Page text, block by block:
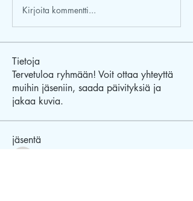
Kirjoita kommentti...
Tietoja
Tervetuloa ryhmään! Voit ottaa yhteyttä
muihin jäseniin, saada päivityksiä ja
jakaa kuvia.
jäsentä